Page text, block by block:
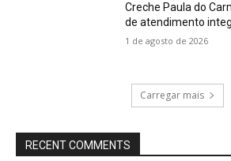
Creche Paula do
de atendimento
1 de agosto de 2026
Carregar mais
RECENT COMMENTS